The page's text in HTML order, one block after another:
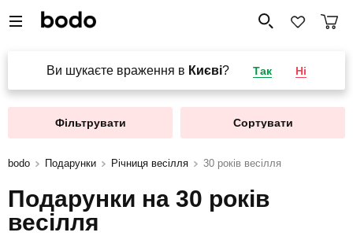
Ви шукаєте враження в Києві? Так Ні
Фільтрувати Сортувати
bodo Подарунки Річниця весілля 30 років весілля
Подарунки на 30 років
весілля